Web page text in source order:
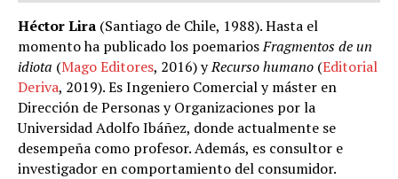
Héctor Lira (Santiago de Chile, 1988). Hasta el
momento ha publicado los poemariosFragmentos de un
idiota (Mago Editores, 2016) yRecurso humano (Editorial
Deriva, 2019). Es Ingeniero Comercial y máster en
Dirección de Personas y Organizaciones por la
Universidad Adolfo Ibáñez, donde actualmente se
desempeña como profesor. Además, es consultor e
investigador en comportamiento del consumidor.